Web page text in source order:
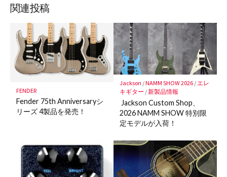
ア
ク
マ
ー
ク
に
保
関連投稿
FENDER
Fender 75th Anniversaryシ
リーズ 4製品を発売！
Jackson /NAMM SHOW 2026/エレ
キギター /新製品情報
Jackson Custom Shop、
2026 NAMM SHOW 特別限
定モデルが入荷！